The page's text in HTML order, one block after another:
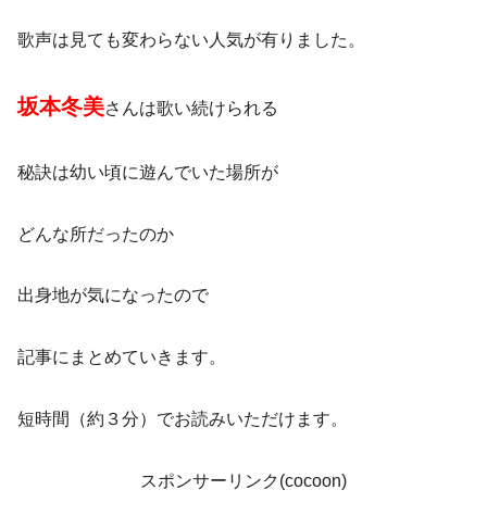
歌声は見ても変わらない人気が有りました。
坂本冬美さんは歌い続けられる
秘訣は幼い頃に遊んでいた場所が
どんな所だったのか
出身地が気になったので
記事にまとめていきます。
短時間（約３分）でお読みいただけます。
スポンサーリンク(cocoon)